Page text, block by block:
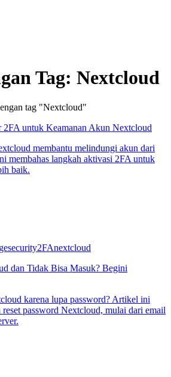
Tag: Nextcloud
tag "Nextcloud"
untuk Keamanan Akun Nextcloud
membantu melindungi akun dari
membahas langkah aktivasi 2FA untuk
baik.
security2FAnextcloud
dan Tidak Bisa Masuk? Begini
karena lupa password? Artikel ini
reset password Nextcloud, mulai dari email